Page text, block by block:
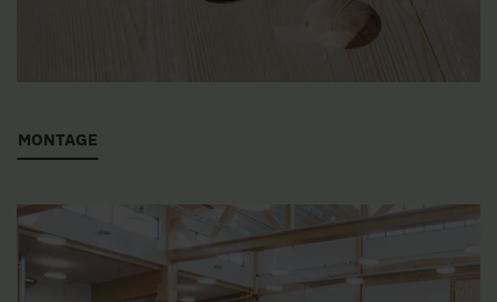
MONTAGE